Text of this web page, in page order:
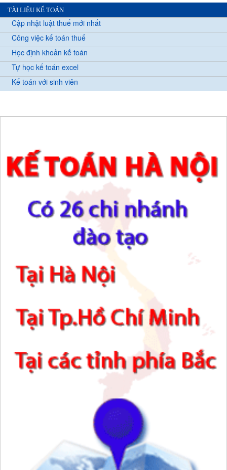
TÀI LIỆU KẾ TOÁN
Cập nhật luật thuế mới nhất
Công việc kế toán thuế
Học định khoản kế toán
Tự học kế toán excel
Kế toán với sinh viên